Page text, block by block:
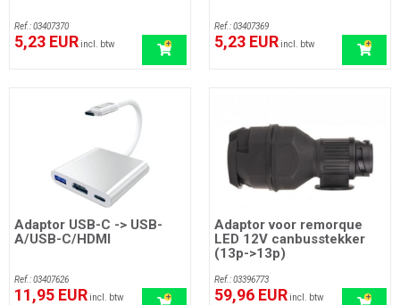
Ref.: 03407370
5,23 EURincl. btw
Ref.: 03407369
5,23 EURincl. btw
Adaptor USB-C -> USB-
A/USB-C/HDMI
Ref.: 03407626
11,95 EURincl. btw
Adaptor voor remorque
LED 12V canbusstekker
(13p->13p)
Ref.: 03396773
59,96 EURincl. btw